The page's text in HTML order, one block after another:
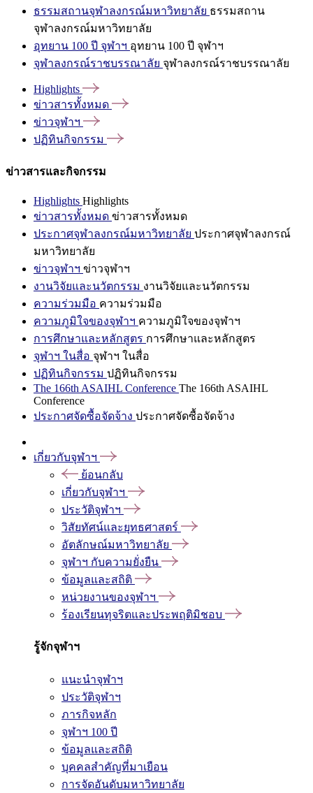
ธรรมสถานจุฬาลงกรณ์มหาวิทยาลัย ธรรมสถาน
จุฬาลงกรณ์มหาวิทยาลัย
อุทยาน 100 ปี จุฬาฯ อุทยาน 100 ปี จุฬาฯ
จุฬาลงกรณ์ราชบรรณาลัย จุฬาลงกรณ์ราชบรรณาลัย
Highlights
ข่าวสารทั้งหมด
ข่าวจุฬาฯ
ปฏิทินกิจกรรม
ข่าวสารและกิจกรรม
Highlights Highlights
ข่าวสารทั้งหมด ข่าวสารทั้งหมด
ประกาศจุฬาลงกรณ์มหาวิทยาลัย ประกาศจุฬาลงกรณ์
มหาวิทยาลัย
ข่าวจุฬาฯ ข่าวจุฬาฯ
งานวิจัยและนวัตกรรม งานวิจัยและนวัตกรรม
ความร่วมมือ ความร่วมมือ
ความภูมิใจของจุฬาฯ ความภูมิใจของจุฬาฯ
การศึกษาและหลักสูตร การศึกษาและหลักสูตร
จุฬาฯ ในสื่อ จุฬาฯ ในสื่อ
ปฏิทินกิจกรรม ปฏิทินกิจกรรม
The 166th ASAIHL Conference The 166th ASAIHL
Conference
ประกาศจัดซื้อจัดจ้าง ประกาศจัดซื้อจัดจ้าง
เกี่ยวกับจุฬาฯ
ย้อนกลับ
เกี่ยวกับจุฬาฯ
ประวัติจุฬาฯ
วิสัยทัศน์และยุทธศาสตร์
อัตลักษณ์มหาวิทยาลัย
จุฬาฯ กับความยั่งยืน
ข้อมูลและสถิติ
หน่วยงานของจุฬาฯ
ร้องเรียนทุจริตและประพฤติมิชอบ
รู้จักจุฬาฯ
แนะนำจุฬาฯ
ประวัติจุฬาฯ
ภารกิจหลัก
จุฬาฯ 100 ปี
ข้อมูลและสถิติ
บุคคลสำคัญที่มาเยือน
การจัดอันดับมหาวิทยาลัย